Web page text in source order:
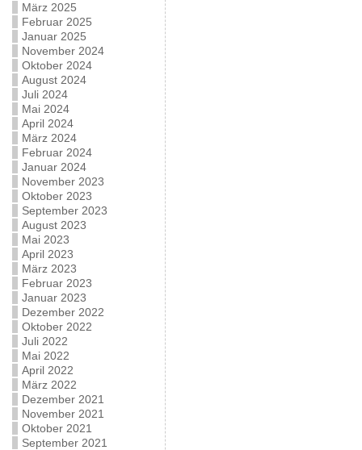
März 2025
Februar 2025
Januar 2025
November 2024
Oktober 2024
August 2024
Juli 2024
Mai 2024
April 2024
März 2024
Februar 2024
Januar 2024
November 2023
Oktober 2023
September 2023
August 2023
Mai 2023
April 2023
März 2023
Februar 2023
Januar 2023
Dezember 2022
Oktober 2022
Juli 2022
Mai 2022
April 2022
März 2022
Dezember 2021
November 2021
Oktober 2021
September 2021